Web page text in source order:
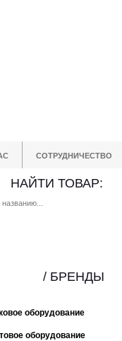
СОТРУДНИЧЕСТВО
НАЙТИ ТОВАР:
оборудование
оборудование
/ БРЕНДЫ